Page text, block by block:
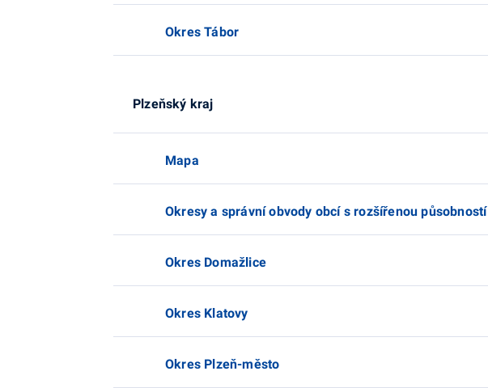
Okres Tábor
Plzeňský kraj
Mapa
Okresy a správní obvody obcí s rozšířenou působností
Okres Domažlice
Okres Klatovy
Okres Plzeň-město